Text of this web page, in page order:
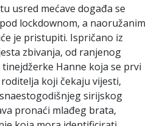
usred mećave događa se
lockdownom, a naoružanim
je pristupiti. Ispričano iz
zbivanja, od ranjenog
Hanne koja se prvi
koji čekaju vijesti,
sirijskog
pronaći mlađeg brata,